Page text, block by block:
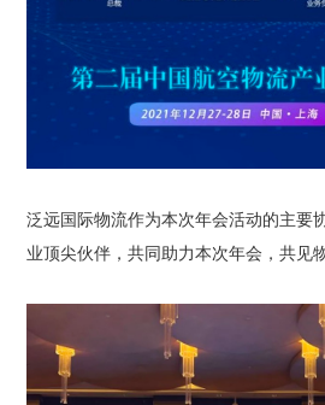
泛远国际物流作为本次年会活动的主要
业顶尖伙伴，共同助力本次年会，共见